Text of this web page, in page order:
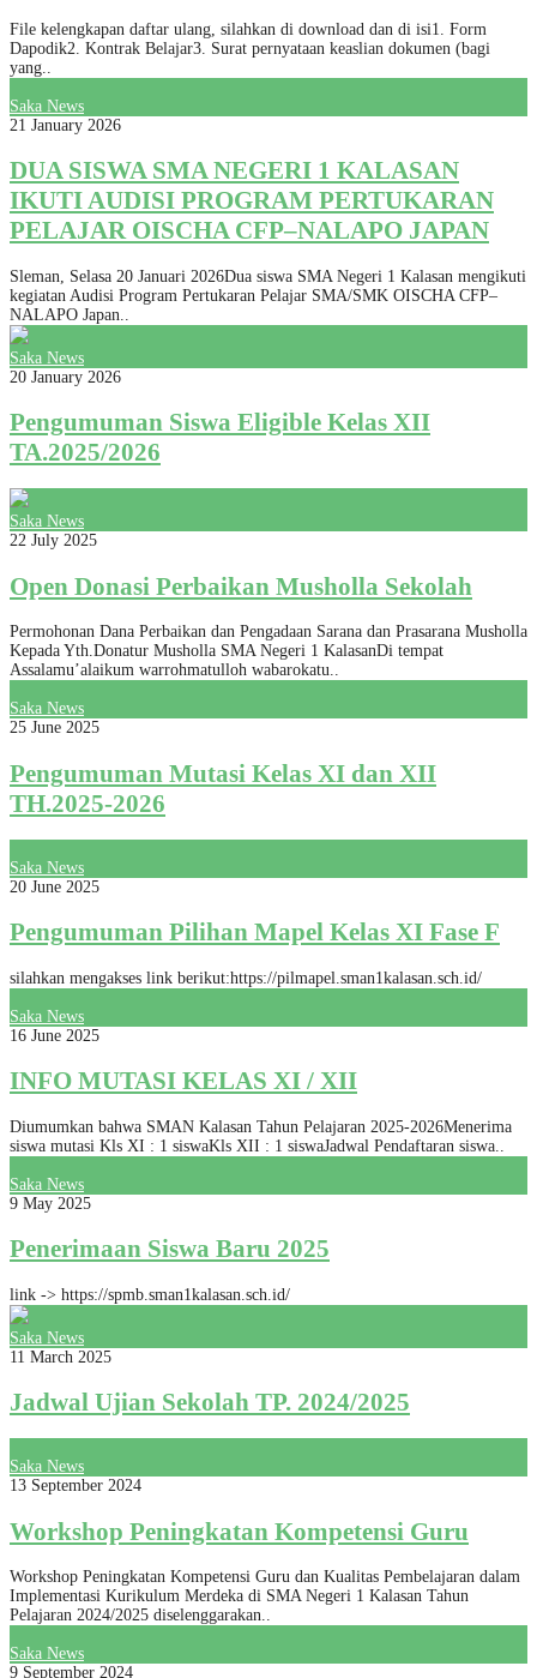
File kelengkapan daftar ulang, silahkan di download dan di isi1. Form
Dapodik2. Kontrak Belajar3. Surat pernyataan keaslian dokumen (bagi
yang..
Saka News
21 January 2026
DUA SISWA SMA NEGERI 1 KALASAN
IKUTI AUDISI PROGRAM PERTUKARAN
PELAJAR OISCHA CFP–NALAPO JAPAN
Sleman, Selasa 20 Januari 2026Dua siswa SMA Negeri 1 Kalasan mengikuti
kegiatan Audisi Program Pertukaran Pelajar SMA/SMK OISCHA CFP–
NALAPO Japan..
Saka News
20 January 2026
Pengumuman Siswa Eligible Kelas XII
TA.2025/2026
Saka News
22 July 2025
Open Donasi Perbaikan Musholla Sekolah
Permohonan Dana Perbaikan dan Pengadaan Sarana dan Prasarana Musholla
Kepada Yth.Donatur Musholla SMA Negeri 1 KalasanDi tempat
Assalamu’alaikum warrohmatulloh wabarokatu..
Saka News
25 June 2025
Pengumuman Mutasi Kelas XI dan XII
TH.2025-2026
Saka News
20 June 2025
Pengumuman Pilihan Mapel Kelas XI Fase F
silahkan mengakses link berikut:https://pilmapel.sman1kalasan.sch.id/
Saka News
16 June 2025
INFO MUTASI KELAS XI / XII
Diumumkan bahwa SMAN Kalasan Tahun Pelajaran 2025-2026Menerima
siswa mutasi Kls XI : 1 siswaKls XII : 1 siswaJadwal Pendaftaran siswa..
Saka News
9 May 2025
Penerimaan Siswa Baru 2025
link -> https://spmb.sman1kalasan.sch.id/
Saka News
11 March 2025
Jadwal Ujian Sekolah TP. 2024/2025
Saka News
13 September 2024
Workshop Peningkatan Kompetensi Guru
Workshop Peningkatan Kompetensi Guru dan Kualitas Pembelajaran dalam
Implementasi Kurikulum Merdeka di SMA Negeri 1 Kalasan Tahun
Pelajaran 2024/2025 diselenggarakan..
Saka News
9 September 2024